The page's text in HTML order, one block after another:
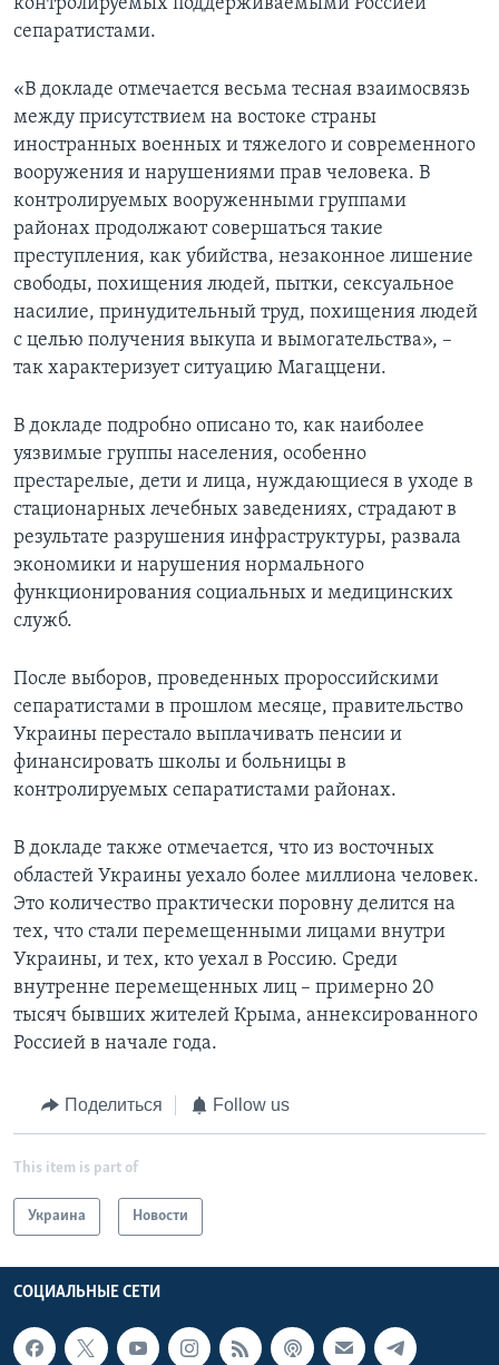
контролируемых поддерживаемыми Россией
сепаратистами.
«В докладе отмечается весьма тесная взаимосвязь
между присутствием на востоке страны
иностранных военных и тяжелого и современного
вооружения и нарушениями прав человека. В
контролируемых вооруженными группами
районах продолжают совершаться такие
преступления, как убийства, незаконное лишение
свободы, похищения людей, пытки, сексуальное
насилие, принудительный труд, похищения людей
с целью получения выкупа и вымогательства», –
так характеризует ситуацию Магаццени.
В докладе подробно описано то, как наиболее
уязвимые группы населения, особенно
престарелые, дети и лица, нуждающиеся в уходе в
стационарных лечебных заведениях, страдают в
результате разрушения инфраструктуры, развала
экономики и нарушения нормального
функционирования социальных и медицинских
служб.
После выборов, проведенных пророссийскими
сепаратистами в прошлом месяце, правительство
Украины перестало выплачивать пенсии и
финансировать школы и больницы в
контролируемых сепаратистами районах.
В докладе также отмечается, что из восточных
областей Украины уехало более миллиона человек.
Это количество практически поровну делится на
тех, что стали перемещенными лицами внутри
Украины, и тех, кто уехал в Россию. Среди
внутренне перемещенных лиц – примерно 20
тысяч бывших жителей Крыма, аннексированного
Россией в начале года.
Поделиться Follow us
This item is part of
Украина Новости
СОЦИАЛЬНЫЕ СЕТИ